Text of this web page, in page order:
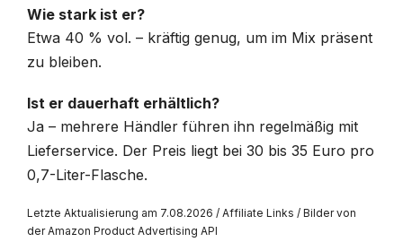
Wie stark ist er?
Etwa 40 % vol. – kräftig genug, um im Mix präsent
zu bleiben.
Ist er dauerhaft erhältlich?
Ja – mehrere Händler führen ihn regelmäßig mit
Lieferservice. Der Preis liegt bei 30 bis 35 Euro pro
0,7-Liter-Flasche.
Letzte Aktualisierung am 7.08.2026 / Affiliate Links / Bilder von
der Amazon Product Advertising API